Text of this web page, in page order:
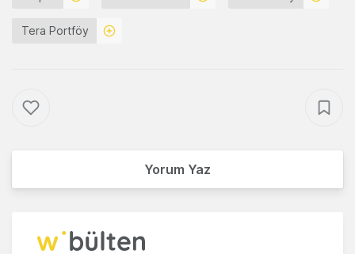
Tera Portföy
Yorum Yaz